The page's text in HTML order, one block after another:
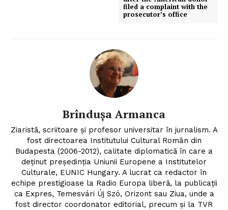
filed a complaint with the
prosecutor’s office
Brîndușa Armanca
Ziaristă, scriitoare şi profesor universitar în jurnalism. A
fost directoarea Institutului Cultural Român din
Budapesta (2006-2012), calitate diplomatică în care a
deținut președinția Uniunii Europene a Institutelor
Culturale, EUNIC Hungary. A lucrat ca redactor în
echipe prestigioase la Radio Europa liberă, la publicații
ca Expres, Temesvári Új Szó, Orizont sau Ziua, unde a
fost director coordonator editorial, precum și la TVR